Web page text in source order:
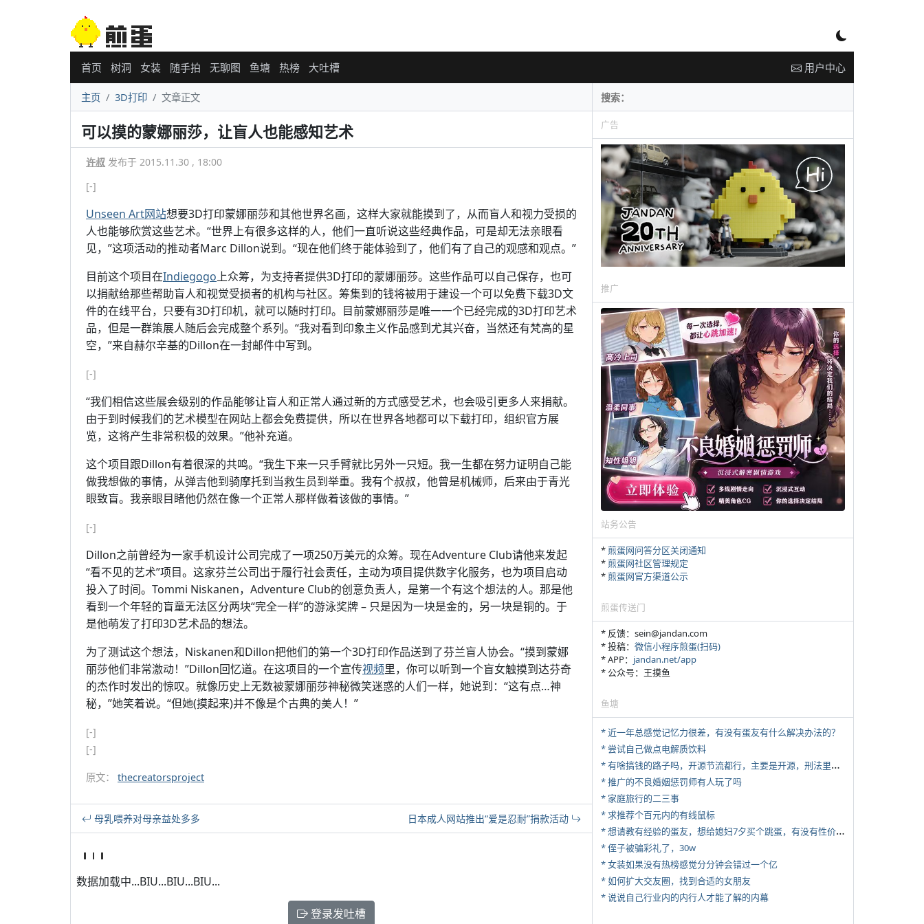
首页 树洞 女装 随手拍 无聊图 鱼塘 热榜 大吐槽 用户中心
主页 3D打印 文章正文
可以摸的蒙娜丽莎，让盲人也能感知艺术
许叔 发布于 2015.11.30 , 18:00
[-]
Unseen Art网站想要3D打印蒙娜丽莎和其他世界名画，这样大家就能摸到了，从而盲人和视力受损的
人也能够欣赏这些艺术。“世界上有很多这样的人，他们一直听说这些经典作品，可是却无法亲眼看
见，”这项活动的推动者Marc Dillon说到。“现在他们终于能体验到了，他们有了自己的观感和观点。”
目前这个项目在Indiegogo上众筹，为支持者提供3D打印的蒙娜丽莎。这些作品可以自己保存，也可
以捐献给那些帮助盲人和视觉受损者的机构与社区。筹集到的钱将被用于建设一个可以免费下载3D文
件的在线平台，只要有3D打印机，就可以随时打印。目前蒙娜丽莎是唯一一个已经完成的3D打印艺术
品，但是一群策展人随后会完成整个系列。“我对看到印象主义作品感到尤其兴奋，当然还有梵高的星
空，”来自赫尔辛基的Dillon在一封邮件中写到。
[-]
“我们相信这些展会级别的作品能够让盲人和正常人通过新的方式感受艺术，也会吸引更多人来捐献。
由于到时候我们的艺术模型在网站上都会免费提供，所以在世界各地都可以下载打印，组织官方展
览，这将产生非常积极的效果。”他补充道。
这个项目跟Dillon有着很深的共鸣。“我生下来一只手臂就比另外一只短。我一生都在努力证明自己能
做我想做的事情，从弹吉他到骑摩托到当救生员到举重。我有个叔叔，他曾是机械师，后来由于青光
眼致盲。我亲眼目睹他仍然在像一个正常人那样做着该做的事情。”
[-]
Dillon之前曾经为一家手机设计公司完成了一项250万美元的众筹。现在Adventure Club请他来发起
“看不见的艺术”项目。这家芬兰公司出于履行社会责任，主动为项目提供数字化服务，也为项目启动
投入了时间。Tommi Niskanen，Adventure Club的创意负责人，是第一个有这个想法的人。那是他
看到一个年轻的盲童无法区分两块“完全一样”的游泳奖牌 – 只是因为一块是金的，另一块是铜的。于
是他萌发了打印3D艺术品的想法。
为了测试这个想法，Niskanen和Dillon把他们的第一个3D打印作品送到了芬兰盲人协会。“摸到蒙娜
丽莎他们非常激动！”Dillon回忆道。在这项目的一个宣传视频里，你可以听到一个盲女触摸到达芬奇
的杰作时发出的惊叹。就像历史上无数被蒙娜丽莎神秘微笑迷惑的人们一样，她说到：“这有点…神
秘，”她笑着说。“但她(摸起来)并不像是个古典的美人！”
[-]
[-]
原文： thecreatorsproject
母乳喂养对母亲益处多多 日本成人网站推出“爱是忍耐”捐款活动
数据加载中...BIU...BIU...BIU...
登录发吐槽
广告
推广
站务公告
*煎蛋网问答分区关闭通知
*煎蛋网社区管理规定
*煎蛋网官方渠道公示
煎蛋传送门
* 反馈：sein@jandan.com
* 投稿： 微信小程序煎蛋(扫码)
* APP： jandan.net/app
* 公众号：王摸鱼
鱼塘
* 近一年总感觉记忆力很差，有没有蛋友有什么解决办法的？
* 尝试自己做点电解质饮料
*
有啥搞钱的路子吗，开源节流都行，主要是开源，刑法里的咱不做
* 推广的不良婚姻惩罚师有人玩了吗
* 家庭旅行的二三事
* 求推荐个百元内的有线鼠标
*
想请教有经验的蛋友，想给媳妇7夕买个跳蛋，有没有性价比高的推荐
* 侄子被骗彩礼了，30w
* 女装如果没有热榜感觉分分钟会错过一个亿
* 如何扩大交友圈，找到合适的女朋友
* 说说自己行业内的内行人才能了解的内幕